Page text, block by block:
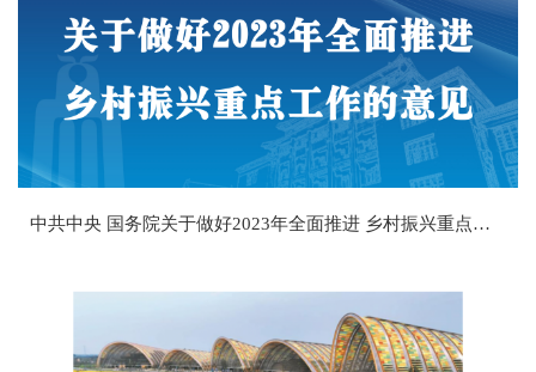
中共中央 国务院关于做好2023年全面推进 乡村振兴重点工作的意见